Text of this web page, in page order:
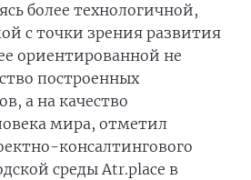
более технологичной,
с точки зрения развития
ориентированной не
построенных
а на качество
мира, отметил
консалтингового
среды Atr.place в